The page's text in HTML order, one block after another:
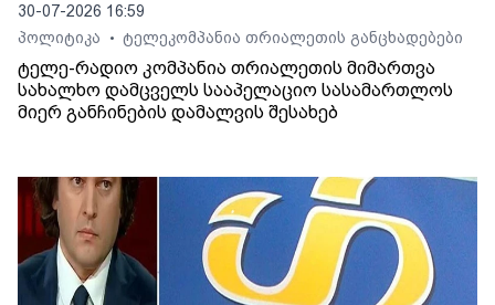
30-07-2026 16:59
პოლიტიკა
• ტელეკომპანია თრიალეთის განცხადებები
ტელე-რადიო კომპანია თრიალეთის მიმართვა
სახალხო დამცველს სააპელაციო სასამართლოს
მიერ განჩინების დამალვის შესახებ